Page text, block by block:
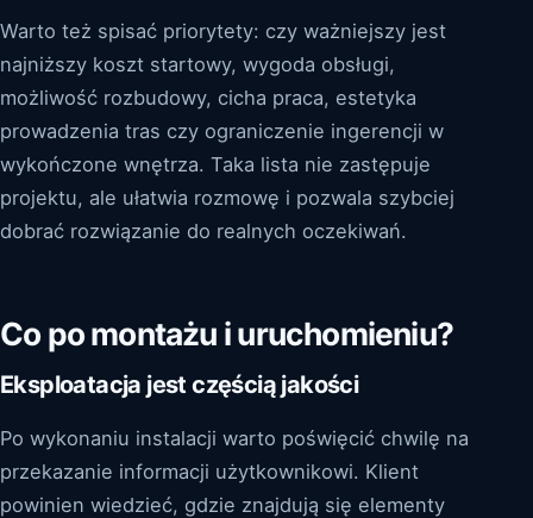
Warto też spisać priorytety: czy ważniejszy jest
najniższy koszt startowy, wygoda obsługi,
możliwość rozbudowy, cicha praca, estetyka
prowadzenia tras czy ograniczenie ingerencji w
wykończone wnętrza. Taka lista nie zastępuje
projektu, ale ułatwia rozmowę i pozwala szybciej
dobrać rozwiązanie do realnych oczekiwań.
Co po montażu i uruchomieniu?
Eksploatacja jest częścią jakości
Po wykonaniu instalacji warto poświęcić chwilę na
przekazanie informacji użytkownikowi. Klient
powinien wiedzieć, gdzie znajdują się elementy